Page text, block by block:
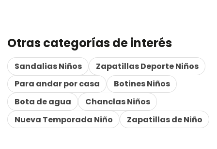
Otras categorías de interés
Sandalias Niños
Zapatillas Deporte Niños
Para andar por casa
Botines Niños
Bota de agua
Chanclas Niños
Nueva Temporada Niño
Zapatillas de Niño